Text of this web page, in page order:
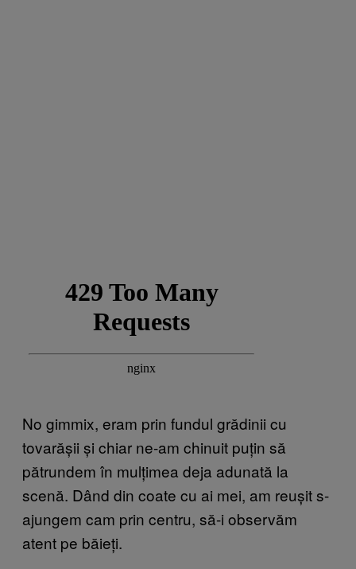
No gimmix, eram prin fundul grădinii cu
tovarășii și chiar ne-am chinuit puțin să
pătrundem în mulțimea deja adunată la
scenă. Dând din coate cu ai mei, am reușit s-
ajungem cam prin centru, să-i observăm
atent pe băieți.